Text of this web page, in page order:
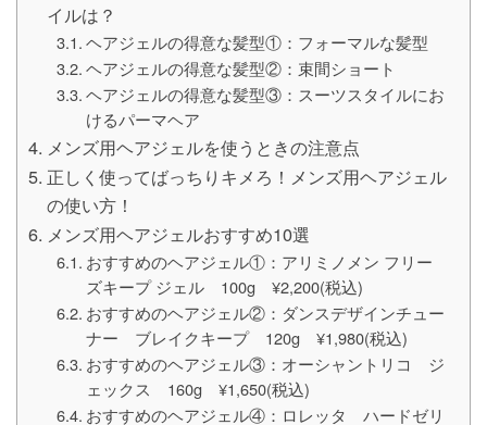
イルは？
ヘアジェルの得意な髪型①：フォーマルな髪型
ヘアジェルの得意な髪型②：束間ショート
ヘアジェルの得意な髪型③：スーツスタイルにお
けるパーマヘア
メンズ用ヘアジェルを使うときの注意点
正しく使ってばっちりキメろ！メンズ用ヘアジェル
の使い方！
メンズ用ヘアジェルおすすめ10選
おすすめのヘアジェル①：アリミノメン フリー
ズキープ ジェル 100g ¥2,200(税込)
おすすめのヘアジェル②：ダンスデザインチュー
ナー ブレイクキープ 120g ¥1,980(税込)
おすすめのヘアジェル③：オーシャントリコ ジ
ェックス 160g ¥1,650(税込)
おすすめのヘアジェル④：ロレッタ ハードゼリ